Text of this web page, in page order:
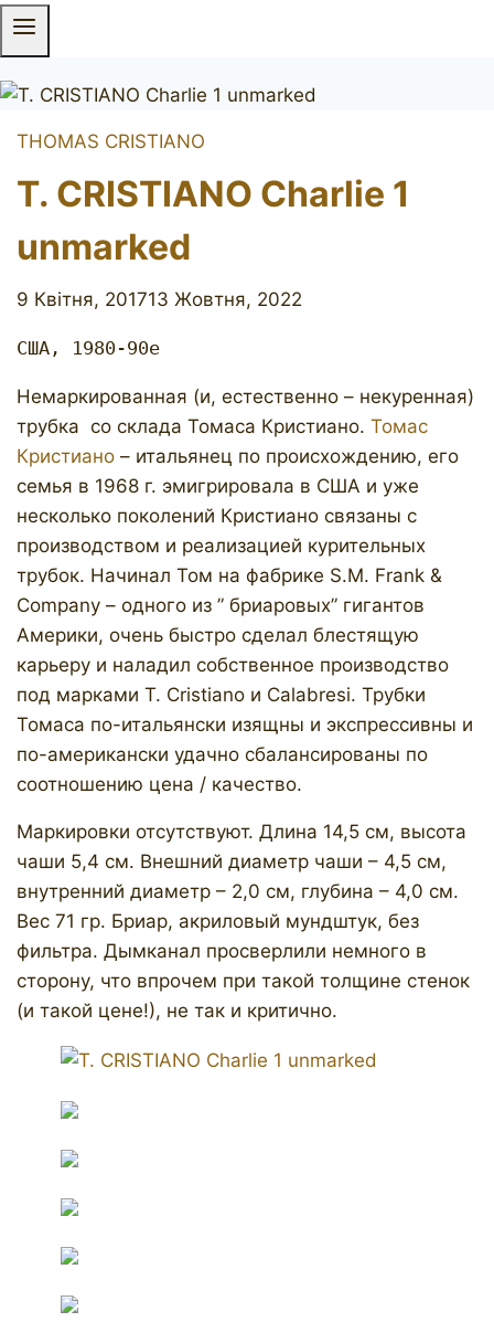
THOMAS CRISTIANO
T. CRISTIANO Charlie 1
unmarked
9 Квітня, 201713 Жовтня, 2022
США, 1980-90е
Немаркированная (и, естественно – некуренная)
трубка со склада Томаса Кристиано. Томас
Кристиано – итальянец по происхождению, его
семья в 1968 г. эмигрировала в США и уже
несколько поколений Кристиано связаны с
производством и реализацией курительных
трубок. Начинал Том на фабрике S.M. Frank &
Company – одного из ” бриаровых” гигантов
Америки, очень быстро сделал блестящую
карьеру и наладил собственное производство
под марками T. Cristiano и Calabresi. Трубки
Томаса по-итальянски изящны и экспрессивны и
по-американски удачно cбалансированы по
соотношению цена / качество.
Маркировки отсутствуют. Длина 14,5 см, высота
чаши 5,4 см. Внешний диаметр чаши – 4,5 см,
внутренний диаметр – 2,0 см, глубина – 4,0 см.
Вес 71 гр. Бриар, акриловый мундштук, без
фильтра. Дымканал просверлили немного в
сторону, что впрочем при такой толщине стенок
(и такой цене!), не так и критично.